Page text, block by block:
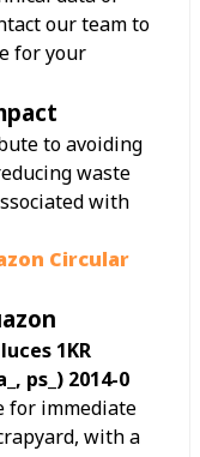
our team to
for your
to avoiding
waste
with
Circular
1KR
ps_) 2014-0
for immediate
with a